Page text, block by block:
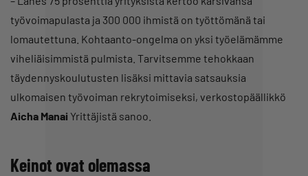
työvoimapulasta ja 300 000 ihmistä on työttömänä tai
lomautettuna. Kohtaanto-ongelma on yksi työelämämme
viheliäisimmistä pulmista. Tarvitsemme tehokkaan
täydennyskoulutusten lisäksi mittavia satsauksia
ulkomaisen työvoiman rekrytoimiseksi, verkostopäällikkö
Aicha Manai Yrittäjistä sanoo.
Keinot ovat olemassa